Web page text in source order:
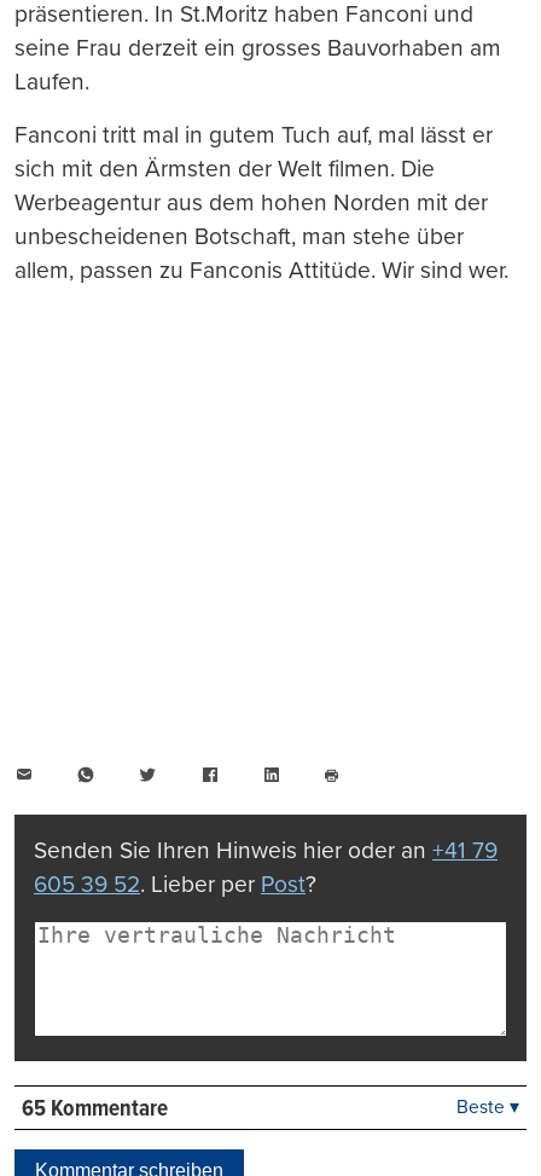
präsentieren. In St.Moritz haben Fanconi und
seine Frau derzeit ein grosses Bauvorhaben am
Laufen.
Fanconi tritt mal in gutem Tuch auf, mal lässt er
sich mit den Ärmsten der Welt filmen. Die
Werbeagentur aus dem hohen Norden mit der
unbescheidenen Botschaft, man stehe über
allem, passen zu Fanconis Attitüde. Wir sind wer.
WhatsAppTwitter FacebookLinkedIn
drucken
Senden Sie Ihren Hinweis hier oder an +41 79
605 39 52. Lieber per Post?
65 Kommentare Beste ▾
Kommentar schreiben